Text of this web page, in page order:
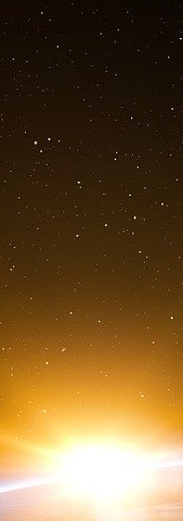
avant l’âge
activité en
au
bloquer le
qui induit
?
8 avril 2024
des énergies
d’une
les
du
et